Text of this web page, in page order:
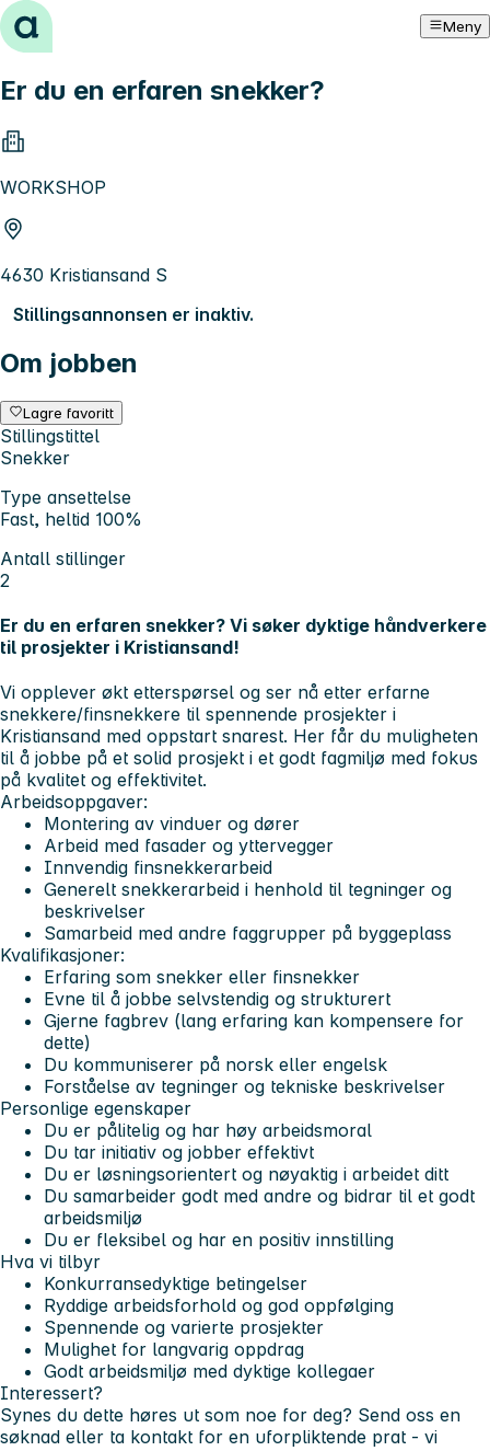
Hopp til innhold Meny
Er du en erfaren snekker?
WORKSHOP
4630 Kristiansand S
Stillingsannonsen er inaktiv.
Om jobben
Lagre favoritt
Stillingstittel
Snekker
Type ansettelse
Fast, heltid 100%
Antall stillinger
2
Er du en erfaren snekker? Vi søker dyktige håndverkere
til prosjekter i Kristiansand!
Vi opplever økt etterspørsel og ser nå etter erfarne
snekkere/finsnekkere til spennende prosjekter i
Kristiansand med oppstart snarest. Her får du muligheten
til å jobbe på et solid prosjekt i et godt fagmiljø med fokus
på kvalitet og effektivitet.
Arbeidsoppgaver:
Montering av vinduer og dører
Arbeid med fasader og yttervegger
Innvendig finsnekkerarbeid
Generelt snekkerarbeid i henhold til tegninger og
beskrivelser
Samarbeid med andre faggrupper på byggeplass
Kvalifikasjoner:
Erfaring som snekker eller finsnekker
Evne til å jobbe selvstendig og strukturert
Gjerne fagbrev (lang erfaring kan kompensere for
dette)
Du kommuniserer på norsk eller engelsk
Forståelse av tegninger og tekniske beskrivelser
Personlige egenskaper
Du er pålitelig og har høy arbeidsmoral
Du tar initiativ og jobber effektivt
Du er løsningsorientert og nøyaktig i arbeidet ditt
Du samarbeider godt med andre og bidrar til et godt
arbeidsmiljø
Du er fleksibel og har en positiv innstilling
Hva vi tilbyr
Konkurransedyktige betingelser
Ryddige arbeidsforhold og god oppfølging
Spennende og varierte prosjekter
Mulighet for langvarig oppdrag
Godt arbeidsmiljø med dyktige kollegaer
Interessert?
Synes du dette høres ut som noe for deg? Send oss en
søknad eller ta kontakt for en uforpliktende prat - vi